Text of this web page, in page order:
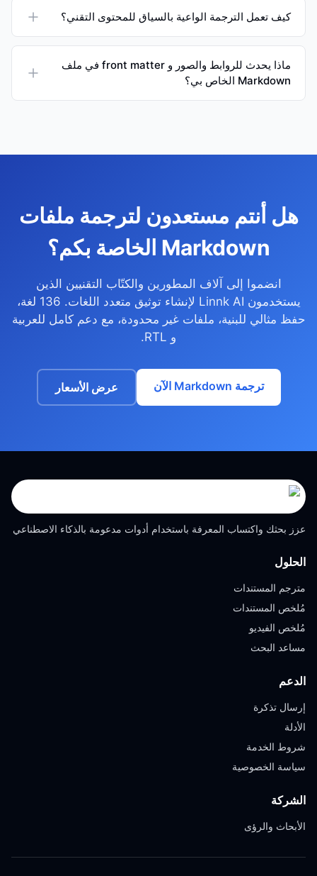
كيف تعمل الترجمة الواعية بالسياق للمحتوى التقني؟
ماذا يحدث للروابط والصور و front matter في ملف
Markdown الخاص بي؟
هل أنتم مستعدون لترجمة ملفات
Markdown الخاصة بكم؟
انضموا إلى آلاف المطورين والكتّاب التقنيين الذين
يستخدمون Linnk AI لإنشاء توثيق متعدد اللغات. 136 لغة،
حفظ مثالي للبنية، ملفات غير محدودة، مع دعم كامل للعربية
و RTL.
ترجمة Markdown الآن عرض الأسعار
عزز بحثك واكتساب المعرفة باستخدام أدوات مدعومة بالذكاء الاصطناعي
الحلول
مترجم المستندات
مُلخص المستندات
مُلخص الفيديو
مساعد البحث
الدعم
إرسال تذكرة
الأدلة
شروط الخدمة
سياسة الخصوصية
الشركة
الأبحاث والرؤى